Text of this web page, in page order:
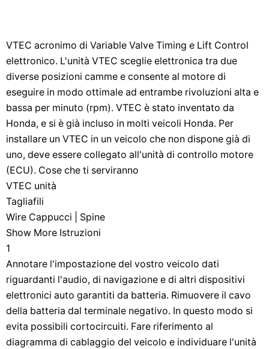
VTEC acronimo di Variable Valve Timing e Lift Control
elettronico. L'unità VTEC sceglie elettronica tra due
diverse posizioni camme e consente al motore di
eseguire in modo ottimale ad entrambe rivoluzioni alta e
bassa per minuto (rpm). VTEC è stato inventato da
Honda, e si è già incluso in molti veicoli Honda. Per
installare un VTEC in un veicolo che non dispone già di
uno, deve essere collegato all'unità di controllo motore
(ECU). Cose che ti serviranno
VTEC unità
Tagliafili
Wire Cappucci | Spine
Show More Istruzioni
1
Annotare l'impostazione del vostro veicolo dati
riguardanti l'audio, di navigazione e di altri dispositivi
elettronici auto garantiti da batteria. Rimuovere il cavo
della batteria dal terminale negativo. In questo modo si
evita possibili cortocircuiti. Fare riferimento al
diagramma di cablaggio del veicolo e individuare l'unità